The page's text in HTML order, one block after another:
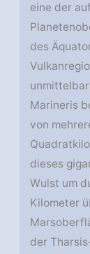
eine der
des
Marineris
von
dieses
Wulst um
Kilometer
der